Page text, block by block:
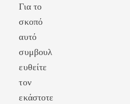
Για το
σκοπό
αυτό
συμβουλ
ευθείτε
τον
εκάστοτε